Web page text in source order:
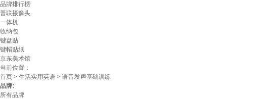
品牌排行榜
普联摄像头
一体机
收纳包
键盘贴
键帽贴纸
京东美术馆
当前位置：
首页 > 生活实用英语 > 语音发声基础训练
品牌:
所有品牌